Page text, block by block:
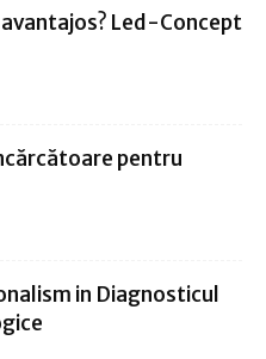
Led-Concept
pentru
in Diagnosticul